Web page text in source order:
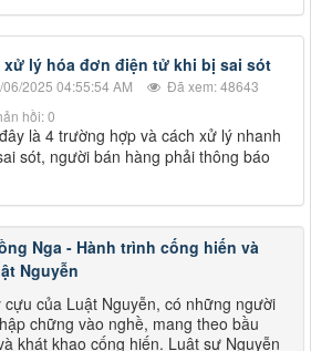
xử lý hóa đơn điện tử khi bị sai sót
06/2025 04:55:54 AM
Đã xem: 48643
hồi: 0
là 4 trường hợp và cách xử lý nhanh
sót, người bán hàng phải thông báo
Nga - Hành trình cống hiến và
Nguyễn
của Luật Nguyễn, có những người
chững vào nghề, mang theo bầu
khát khao cống hiến. Luật sư Nguyễn